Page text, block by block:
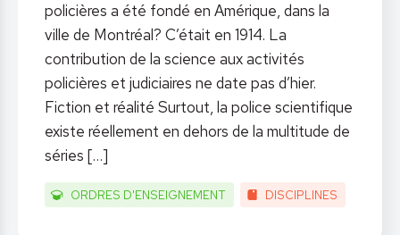
policières a été fondé en Amérique, dans la
ville de Montréal? C’était en 1914. La
contribution de la science aux activités
policières et judiciaires ne date pas d’hier.
Fiction et réalité Surtout, la police scientifique
existe réellement en dehors de la multitude de
séries […]
ORDRES D'ENSEIGNEMENT DISCIPLINES